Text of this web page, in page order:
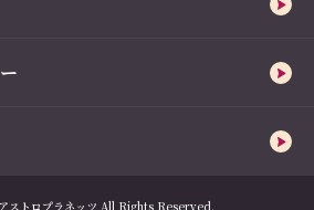
ストロプラネッツ All Rights Reserved.